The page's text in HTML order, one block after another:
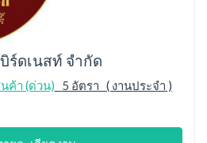
ร์ดเนสท์ จำกัด
ค้า (ด่วน) 5 อัตรา ( งานประจำ )